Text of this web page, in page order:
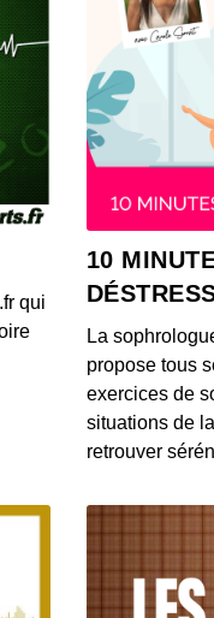
qui
10
La
propose tous
exercices de
situations de
retrouver